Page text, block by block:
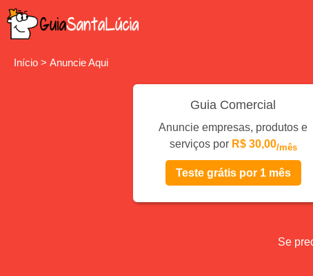
Início > Anuncie Aqui
Guia Comercial
Anuncie empresas, produtos e
serviços por R$ 30,00/mês
Teste grátis por 1 mês
Se